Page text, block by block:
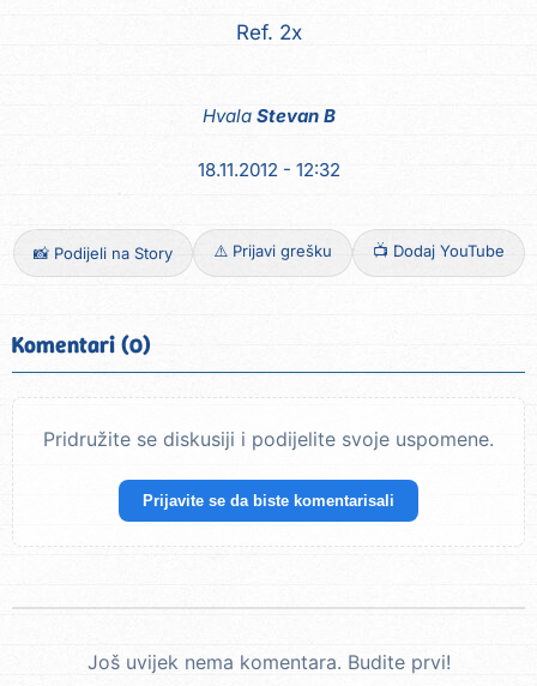
Ref. 2x
Hvala Stevan B
18.11.2012 - 12:32
📸 Podijeli na Story ⚠️ Prijavi grešku 📺 Dodaj YouTube
Komentari (0)
Pridružite se diskusiji i podijelite svoje uspomene.
Prijavite se da biste komentarisali
Još uvijek nema komentara. Budite prvi!